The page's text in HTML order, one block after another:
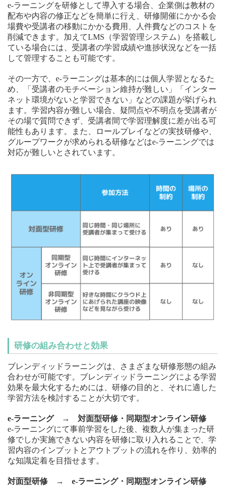
e-ラーニングを研修として導入する場合、企業側は教材の
配布や内容の修正などを簡単に行え、研修開催にかかる会
場費や受講者の移動にかかる費用、人件費などのコストを
削減できます。加えてLMS（学習管理システム）を搭載し
ている場合には、受講者の学習成績や進捗状況などを一括
して管理することも可能です。
その一方で、e-ラーニングは基本的には個人学習となるた
め、「受講者のモチベーション維持が難しい」「インター
ネット環境がないと学習できない」などの課題が挙げられ
ます。学習内容が難しい場合、疑問点や不明点を受講者が
その場で質問できず、受講者間で学習理解度に差が出る可
能性もあります。また、ロールプレイなどの実技研修や、
グループワークが求められる研修などはe-ラーニングでは
対応が難しいとされています。
研修の組み合わせと効果
ブレンディッドラーニングは、さまざまな研修形態の組み
合わせが可能です。ブレンディッドラーニングによる学習
効果を最大化するためには、研修の目的と、それに適した
学習方法を検討することが大切です。
e-ラーニング → 対面型研修・同期型オンライン研修
e-ラーニングにて事前学習をした後、複数人が集まった研
修でしか実施できない内容を研修に取り入れることで、学
習内容のインプットとアウトプットの流れを作り、効率的
な知識定着を目指せます。
対面型研修 → e-ラーニング・同期型オンライン研修